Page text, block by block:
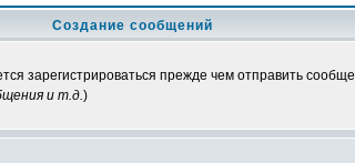
Создание сообщений
зарегистрироваться прежде чем отправить
и т.д.)